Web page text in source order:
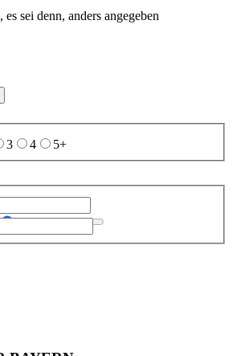
es sei denn, anders angegeben
3 4
5+